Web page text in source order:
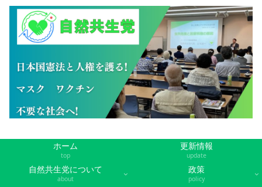
ホーム
top
更新情報
update
自然共生党について
about
政策
policy